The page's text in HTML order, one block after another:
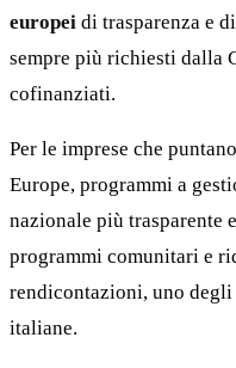
europei di trasparenza e
sempre più richiesti dalla
cofinanziati.
Per le imprese che
Europe, programmi a
nazionale più trasparente
programmi comunitari e
rendicontazioni, uno
italiane.